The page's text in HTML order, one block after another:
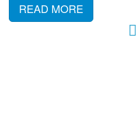
READ MORE